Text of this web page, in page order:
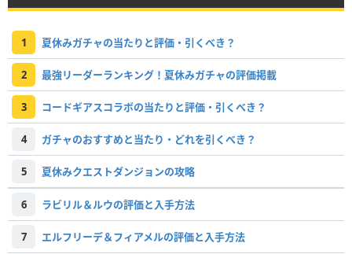
1 夏休みガチャの当たりと評価・引くべき？
2 最強リーダーランキング！夏休みガチャの評価掲載
3 コードギアスコラボの当たりと評価・引くべき？
4 ガチャのおすすめと当たり・どれを引くべき？
5 夏休みクエストダンジョンの攻略
6 ラビリル＆ルウの評価と入手方法
7 エルフリーデ＆フィアメルの評価と入手方法